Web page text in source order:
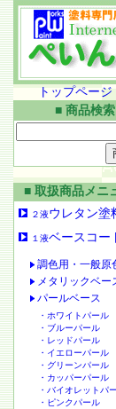
トップページ
■ 商品検
■ 取扱商品メニ
２液ウレタン塗
１液ベースコー
調色用・一般原
メタリックベー
パールベース
・ホワイトパール
・ブルーパール
・レッドパール
・イエローパール
・グリーンパール
・カッパーパール
・バイオレットパ
・ピンクパール